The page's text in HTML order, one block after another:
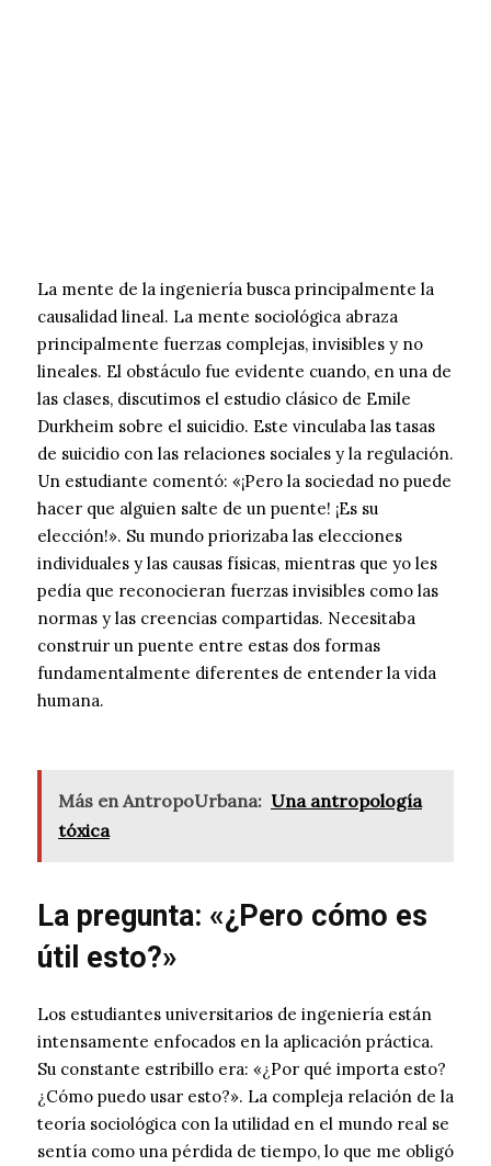
La mente de la ingeniería busca principalmente la
causalidad lineal. La mente sociológica abraza
principalmente fuerzas complejas, invisibles y no
lineales. El obstáculo fue evidente cuando, en una de
las clases, discutimos el estudio clásico de Emile
Durkheim sobre el suicidio. Este vinculaba las tasas
de suicidio con las relaciones sociales y la regulación.
Un estudiante comentó: «¡Pero la sociedad no puede
hacer que alguien salte de un puente! ¡Es su
elección!». Su mundo priorizaba las elecciones
individuales y las causas físicas, mientras que yo les
pedía que reconocieran fuerzas invisibles como las
normas y las creencias compartidas. Necesitaba
construir un puente entre estas dos formas
fundamentalmente diferentes de entender la vida
humana.
Más en AntropoUrbana: Una antropología
tóxica
La pregunta: «¿Pero cómo es
útil esto?»
Los estudiantes universitarios de ingeniería están
intensamente enfocados en la aplicación práctica.
Su constante estribillo era: «¿Por qué importa esto?
¿Cómo puedo usar esto?». La compleja relación de la
teoría sociológica con la utilidad en el mundo real se
sentía como una pérdida de tiempo, lo que me obligó